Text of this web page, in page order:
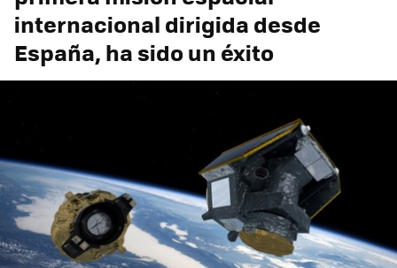
internacional dirigida desde
España, ha sido un éxito